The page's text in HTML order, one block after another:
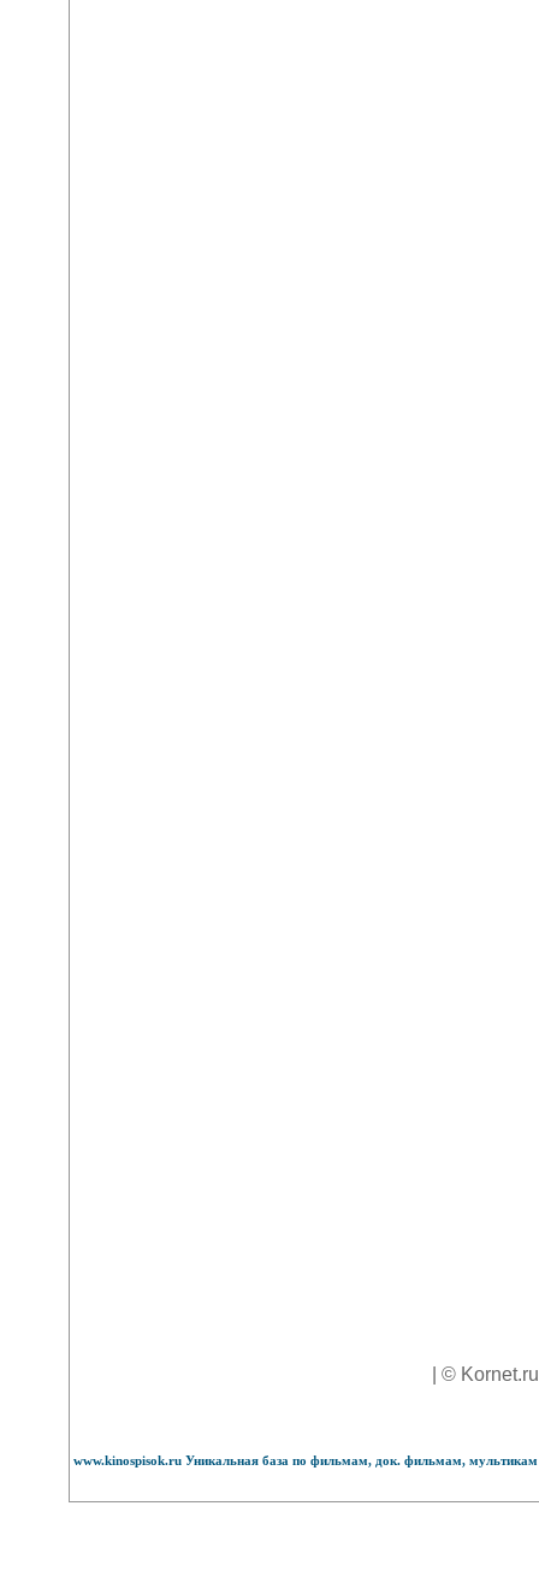
| ©
www.kinospisok.ru Уникальная база по фильмам, док. фильмам,